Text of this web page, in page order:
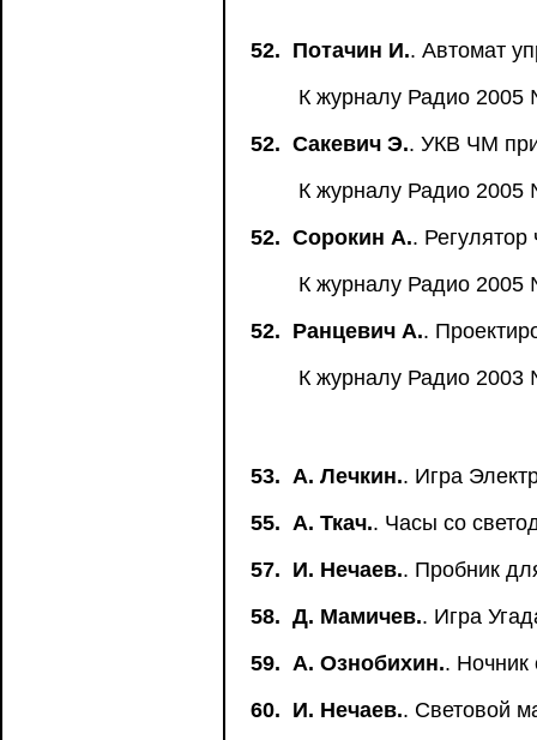
52. Потачин И.. Автомат
К журналу Радио 2005
52. Сакевич Э.. УКВ ЧМ
К журналу Радио 2005
52. Сорокин А..
К журналу Радио 2005
52. Ранцевич А..
К журналу Радио 2003
53. А. Лечкин.. Игра
55. А. Ткач.. Часы со
57. И. Нечаев.. Пробник
58. Д. Мамичев.. Игра
59. А. Ознобихин.. Ночник
60. И. Нечаев.. Световой